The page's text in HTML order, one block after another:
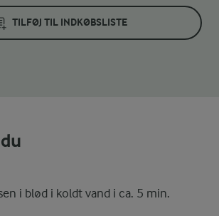
TILFØJ TIL INDKØBSLISTE
i blød i koldt vand i ca. 5 min.